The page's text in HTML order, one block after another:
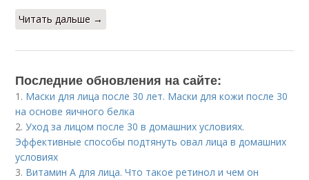
Читать дальше →
Последние обновления на сайте:
1. Маски для лица после 30 лет. Маски для кожи после 30
на основе яичного белка
2.Уход за лицом после 30 в домашних условиях.
Эффективные способы подтянуть овал лица в домашних
условиях
3. Витамин A для лица. Что такое ретинол и чем он